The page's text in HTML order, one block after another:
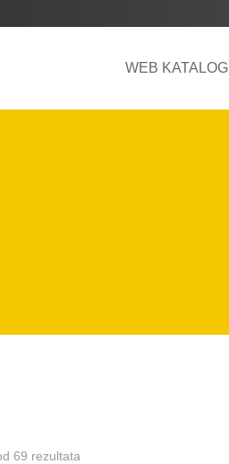
WEB KATALOG
69 rezultata